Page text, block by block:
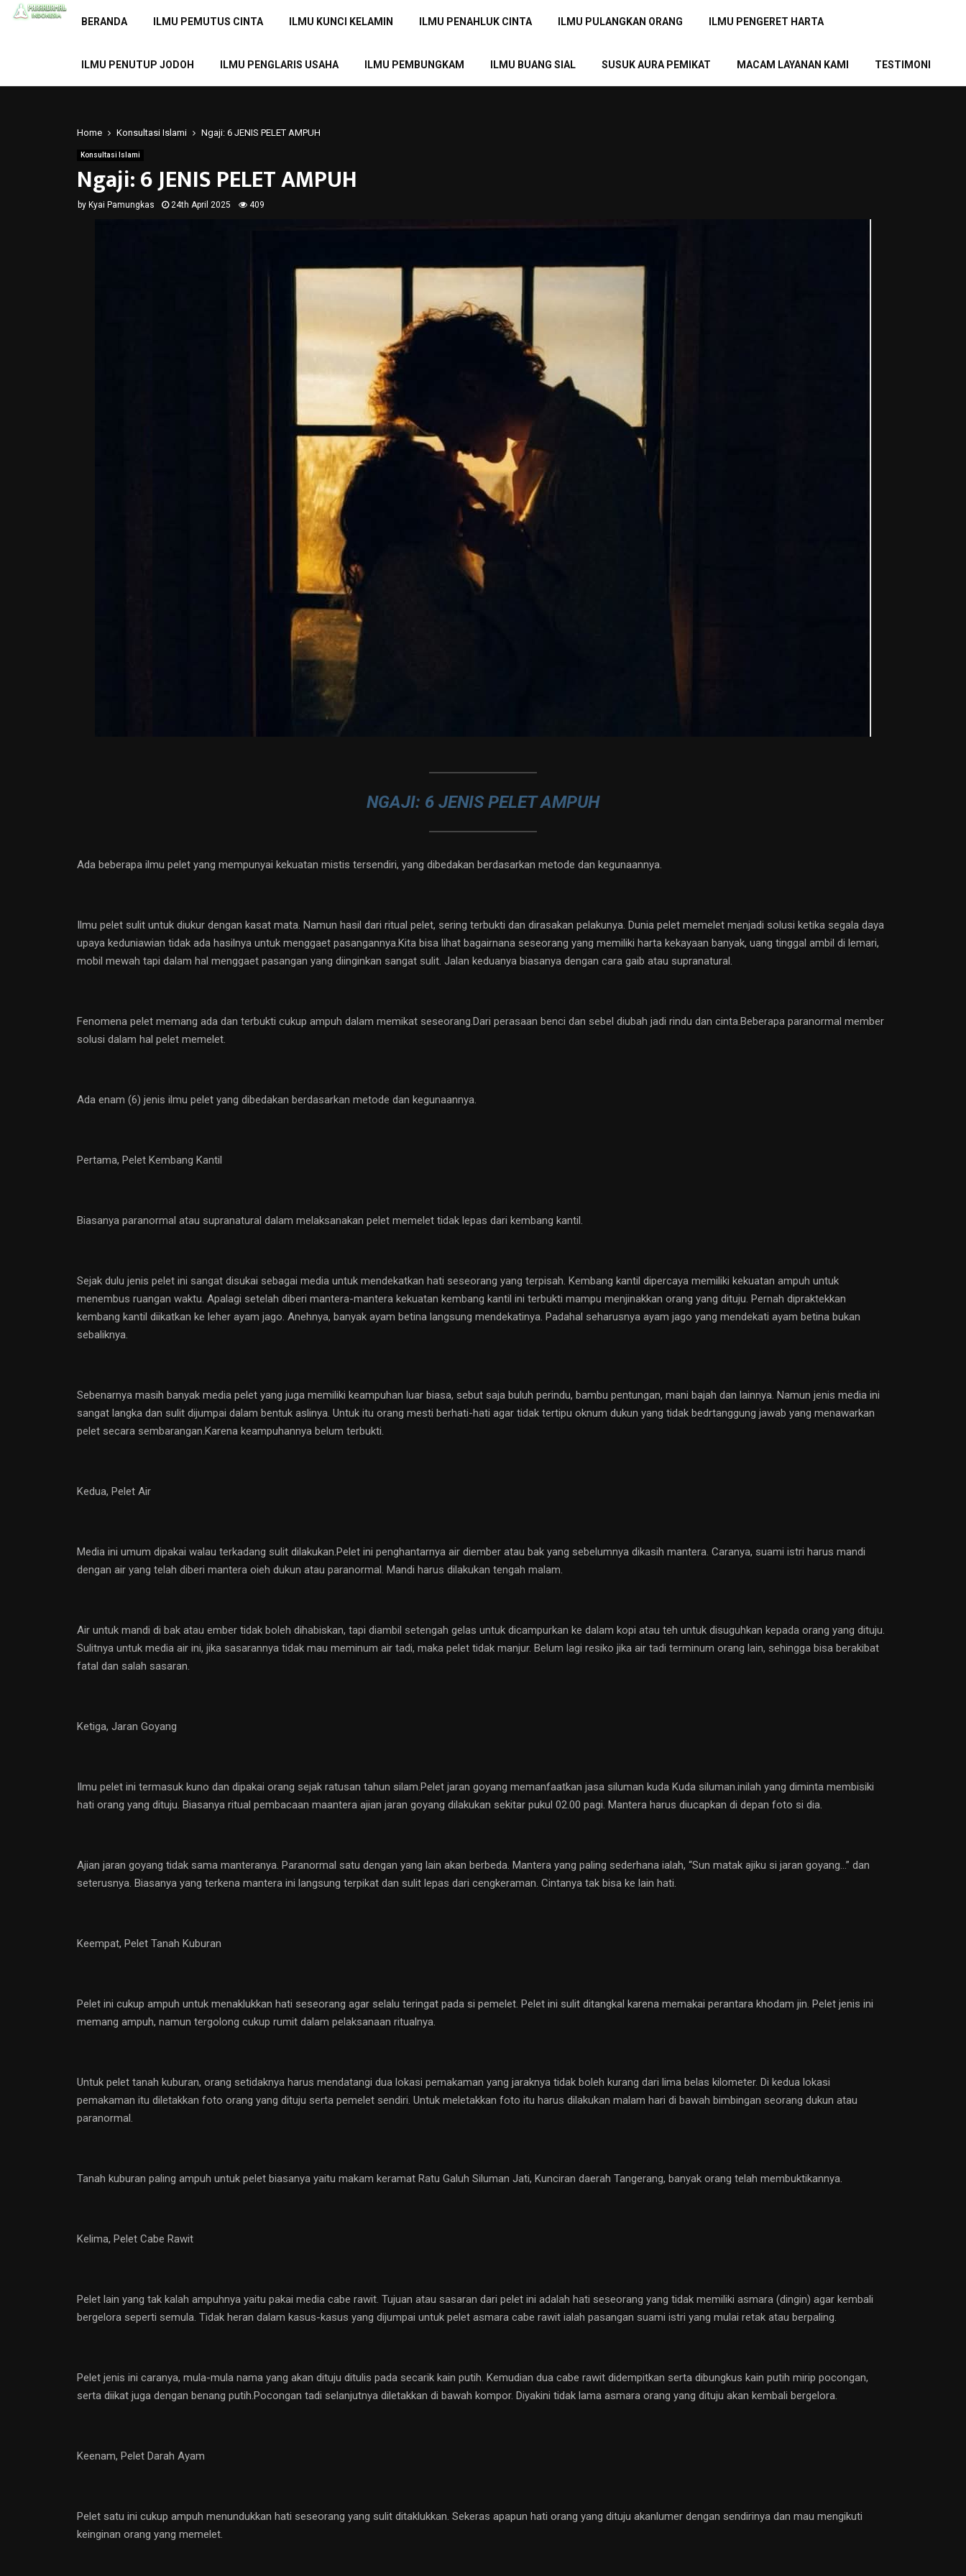
BERANDA ILMU PEMUTUS CINTA ILMU KUNCI KELAMIN ILMU PENAHLUK CINTA ILMU PULANGKAN ORANG ILMU PENGERET HARTA
ILMU PENUTUP JODOH ILMU PENGLARIS USAHA ILMU PEMBUNGKAM ILMU BUANG SIAL SUSUK AURA PEMIKAT MACAM LAYANAN KAMI TESTIMONI
Home Konsultasi Islami Ngaji: 6 JENIS PELET AMPUH
Konsultasi Islami
Ngaji: 6 JENIS PELET AMPUH
by Kyai Pamungkas 24th April 2025 409
NGAJI: 6 JENIS PELET AMPUH
Ada beberapa ilmu pelet yang mempunyai kekuatan mistis tersendiri, yang dibedakan berdasarkan metode dan kegunaannya.
Ilmu pelet sulit untuk diukur dengan kasat mata. Namun hasil dari ritual pelet, sering terbukti dan dirasakan pelakunya. Dunia pelet memelet menjadi solusi ketika segala daya
upaya keduniawian tidak ada hasilnya untuk menggaet pasangannya.Kita bisa lihat bagairnana seseorang yang memiliki harta kekayaan banyak, uang tinggal ambil di lemari,
mobil mewah tapi dalam hal menggaet pasangan yang diinginkan sangat sulit. Jalan keduanya biasanya dengan cara gaib atau supranatural.
Fenomena pelet memang ada dan terbukti cukup ampuh dalam memikat seseorang.Dari perasaan benci dan sebel diubah jadi rindu dan cinta.Beberapa paranormal member
solusi dalam hal pelet memelet.
Ada enam (6) jenis ilmu pelet yang dibedakan berdasarkan metode dan kegunaannya.
Pertama, Pelet Kembang Kantil
Biasanya paranormal atau supranatural dalam melaksanakan pelet memelet tidak lepas dari kembang kantil.
Sejak dulu jenis pelet ini sangat disukai sebagai media untuk mendekatkan hati seseorang yang terpisah. Kembang kantil dipercaya memiliki kekuatan ampuh untuk
menembus ruangan waktu. Apalagi setelah diberi mantera-mantera kekuatan kembang kantil ini terbukti mampu menjinakkan orang yang dituju. Pernah dipraktekkan
kembang kantil diikatkan ke leher ayam jago. Anehnya, banyak ayam betina langsung mendekatinya. Padahal seharusnya ayam jago yang mendekati ayam betina bukan
sebaliknya.
Sebenarnya masih banyak media pelet yang juga memiliki keampuhan luar biasa, sebut saja buluh perindu, bambu pentungan, mani bajah dan lainnya. Namun jenis media ini
sangat langka dan sulit dijumpai dalam bentuk aslinya. Untuk itu orang mesti berhati-hati agar tidak tertipu oknum dukun yang tidak bedrtanggung jawab yang menawarkan
pelet secara sembarangan.Karena keampuhannya belum terbukti.
Kedua, Pelet Air
Media ini umum dipakai walau terkadang sulit dilakukan.Pelet ini penghantarnya air diember atau bak yang sebelumnya dikasih mantera. Caranya, suami istri harus mandi
dengan air yang telah diberi mantera oieh dukun atau paranormal. Mandi harus dilakukan tengah malam.
Air untuk mandi di bak atau ember tidak boleh dihabiskan, tapi diambil setengah gelas untuk dicampurkan ke dalam kopi atau teh untuk disuguhkan kepada orang yang dituju.
Sulitnya untuk media air ini, jika sasarannya tidak mau meminum air tadi, maka pelet tidak manjur. Belum lagi resiko jika air tadi terminum orang lain, sehingga bisa berakibat
fatal dan salah sasaran.
Ketiga, Jaran Goyang
Ilmu pelet ini termasuk kuno dan dipakai orang sejak ratusan tahun silam.Pelet jaran goyang memanfaatkan jasa siluman kuda Kuda siluman.inilah yang diminta membisiki
hati orang yang dituju. Biasanya ritual pembacaan maantera ajian jaran goyang dilakukan sekitar pukul 02.00 pagi. Mantera harus diucapkan di depan foto si dia.
Ajian jaran goyang tidak sama manteranya. Paranormal satu dengan yang lain akan berbeda. Mantera yang paling sederhana ialah, “Sun matak ajiku si jaran goyang…” dan
seterusnya. Biasanya yang terkena mantera ini langsung terpikat dan sulit lepas dari cengkeraman. Cintanya tak bisa ke lain hati.
Keempat, Pelet Tanah Kuburan
Pelet ini cukup ampuh untuk menaklukkan hati seseorang agar selalu teringat pada si pemelet. Pelet ini sulit ditangkal karena memakai perantara khodam jin. Pelet jenis ini
memang ampuh, namun tergolong cukup rumit dalam pelaksanaan ritualnya.
Untuk pelet tanah kuburan, orang setidaknya harus mendatangi dua lokasi pemakaman yang jaraknya tidak boleh kurang dari lima belas kilometer. Di kedua lokasi
pemakaman itu diletakkan foto orang yang dituju serta pemelet sendiri. Untuk meletakkan foto itu harus dilakukan malam hari di bawah bimbingan seorang dukun atau
paranormal.
Tanah kuburan paling ampuh untuk pelet biasanya yaitu makam keramat Ratu Galuh Siluman Jati, Kunciran daerah Tangerang, banyak orang telah membuktikannya.
Kelima, Pelet Cabe Rawit
Pelet lain yang tak kalah ampuhnya yaitu pakai media cabe rawit. Tujuan atau sasaran dari pelet ini adalah hati seseorang yang tidak memiliki asmara (dingin) agar kembali
bergelora seperti semula. Tidak heran dalam kasus-kasus yang dijumpai untuk pelet asmara cabe rawit ialah pasangan suami istri yang mulai retak atau berpaling.
Pelet jenis ini caranya, mula-mula nama yang akan dituju ditulis pada secarik kain putih. Kemudian dua cabe rawit didempitkan serta dibungkus kain putih mirip pocongan,
serta diikat juga dengan benang putih.Pocongan tadi selanjutnya diletakkan di bawah kompor. Diyakini tidak lama asmara orang yang dituju akan kembali bergelora.
Keenam, Pelet Darah Ayam
Pelet satu ini cukup ampuh menundukkan hati seseorang yang sulit ditaklukkan. Sekeras apapun hati orang yang dituju akanlumer dengan sendirinya dan mau mengikuti
keinginan orang yang memelet.